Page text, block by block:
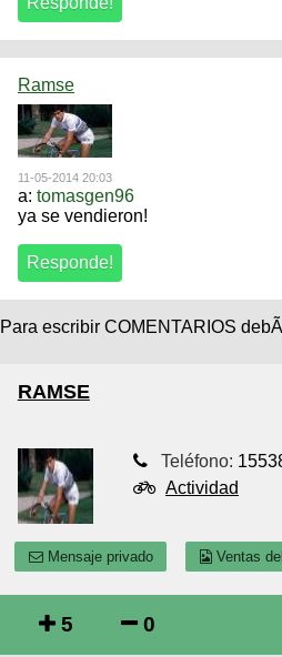
Ramse
11-05-2014 20:03
a: tomasgen96
ya se vendieron!
Para escribir COMENTARIOS
RAMSE
Teléfono:
Actividad
Mensaje privado Ventas
5 0